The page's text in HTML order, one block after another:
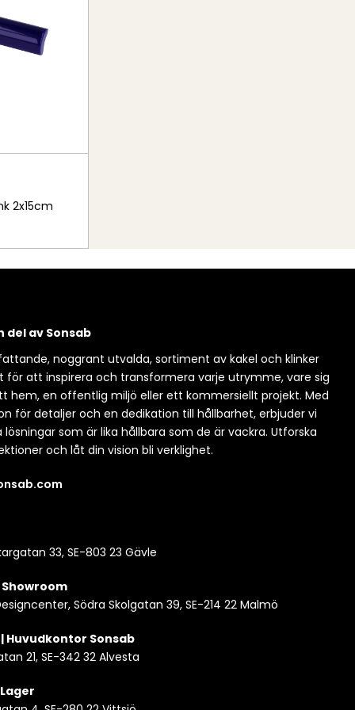
2x15cm
del av Sonsab
noggrant utvalda, sortiment av kakel och klinker
för att inspirera och transformera varje utrymme, vare sig
hem, en offentlig miljö eller ett kommersiellt projekt. Med
för detaljer och en dedikation till hållbarhet, erbjuder vi
lösningar som är lika hållbara som de är vackra. Utforska
och låt din vision bli verklighet.
33, SE-803 23 Gävle
Södra Skolgatan 39, SE-214 22 Malmö
Huvudkontor Sonsab
21, SE-342 32 Alvesta